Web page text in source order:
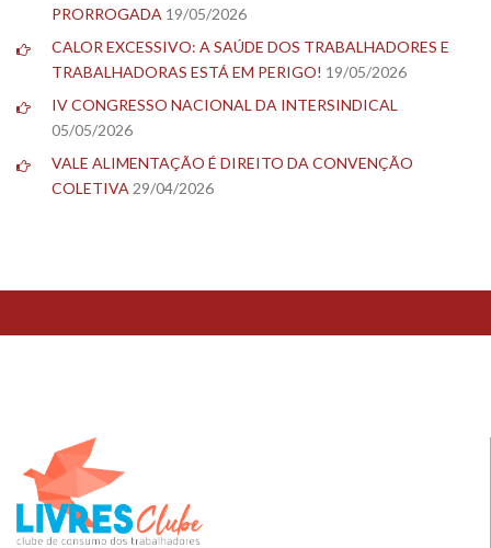
PRORROGADA 19/05/2026
CALOR EXCESSIVO: A SAÚDE DOS TRABALHADORES E
TRABALHADORAS ESTÁ EM PERIGO! 19/05/2026
IV CONGRESSO NACIONAL DA INTERSINDICAL
05/05/2026
VALE ALIMENTAÇÃO É DIREITO DA CONVENÇÃO
COLETIVA 29/04/2026
TESTE